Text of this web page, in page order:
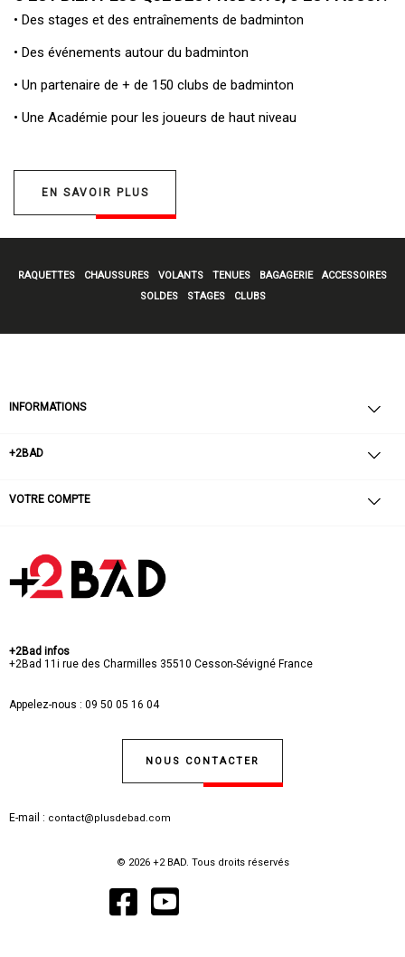
• Des stages et des entraînements de badminton
• Des événements autour du badminton
• Un partenaire de + de 150 clubs de badminton
• Une Académie pour les joueurs de haut niveau
EN SAVOIR PLUS
RAQUETTES CHAUSSURES VOLANTS TENUES BAGAGERIE
ACCESSOIRES
SOLDES
STAGES CLUBS
INFORMATIONS
+2BAD
VOTRE COMPTE
+2Bad infos
+2Bad 11i rue des Charmilles 35510 Cesson-Sévigné France
Appelez-nous : 09 50 05 16 04
NOUS CONTACTER
E-mail : contact@plusdebad.com
© 2026 +2 BAD. Tous droits réservés